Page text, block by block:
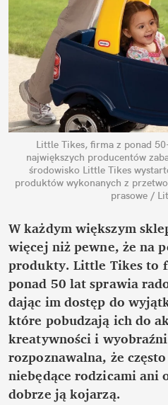
Little Tikes, firma z ponad
największych producentów
środowisko Little Tikes
produktów wykonanych z
prasowe /
W każdym większym
więcej niż pewne, że na
produkty. Little Tikes to
ponad 50 lat sprawia
dając im dostęp do
które pobudzają ich do
kreatywności i
rozpoznawalna, że
niebędące rodzicami ani
dobrze ją kojarzą.